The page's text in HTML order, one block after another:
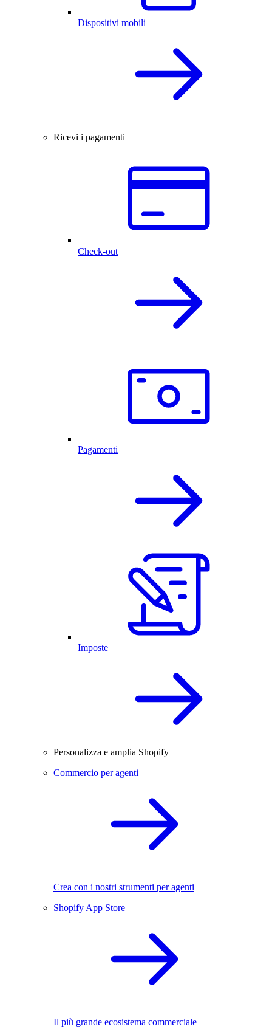
Dispositivi mobili
Ricevi i pagamenti
Check-out
Pagamenti
Imposte
Personalizza e amplia Shopify
Commercio per agenti
Crea con i nostri strumenti per agenti
Shopify App Store
Il più grande ecosistema commerciale